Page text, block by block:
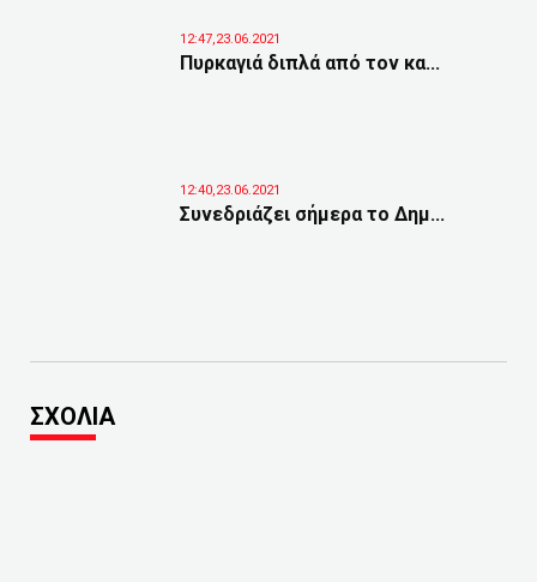
12:47,23.06.2021
Πυρκαγιά διπλά από τον κα...
12:40,23.06.2021
Συνεδριάζει σήμερα το Δημ...
ΣΧΟΛΙΑ